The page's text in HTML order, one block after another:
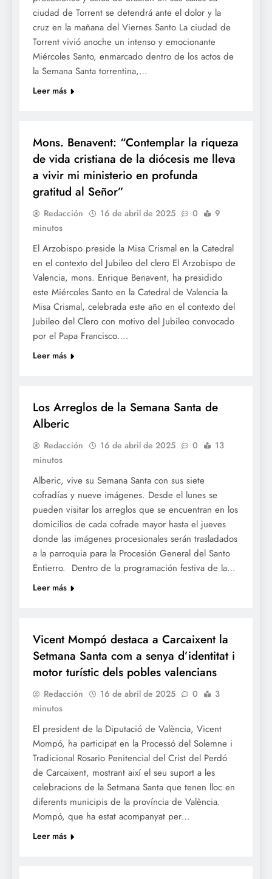
ciudad de Torrent se detendrá ante el dolor y la
cruz en la mañana del Viernes Santo La ciudad de
Torrent vivió anoche un intenso y emocionante
Miércoles Santo, enmarcado dentro de los actos de
la Semana Santa torrentina,…
Leer más
Mons. Benavent: “Contemplar la riqueza
de vida cristiana de la diócesis me lleva
a vivir mi ministerio en profunda
gratitud al Señor”
Redacción 16 de abril de 2025 0
9
minutos
El Arzobispo preside la Misa Crismal en la Catedral
en el contexto del Jubileo del clero El Arzobispo de
Valencia, mons. Enrique Benavent, ha presidido
este Miércoles Santo en la Catedral de Valencia la
Misa Crismal, celebrada este año en el contexto del
Jubileo del Clero con motivo del Jubileo convocado
por el Papa Francisco….
Leer más
Los Arreglos de la Semana Santa de
Alberic
Redacción 16 de abril de 2025 0
13
minutos
Alberic, vive su Semana Santa con sus siete
cofradías y nueve imágenes. Desde el lunes se
pueden visitar los arreglos que se encuentran en los
domicilios de cada cofrade mayor hasta el jueves
donde las imágenes procesionales serán trasladados
a la parroquia para la Procesión General del Santo
Entierro. Dentro de la programación festiva de la…
Leer más
Vicent Mompó destaca a Carcaixent la
Setmana Santa com a senya d’identitat i
motor turístic dels pobles valencians
Redacción 16 de abril de 2025 0
3
minutos
El president de la Diputació de València, Vicent
Mompó, ha participat en la Processó del Solemne i
Tradicional Rosario Penitencial del Crist del Perdó
de Carcaixent, mostrant així el seu suport a les
celebracions de la Setmana Santa que tenen lloc en
diferents municipis de la província de València.
Mompó, que ha estat acompanyat per…
Leer más